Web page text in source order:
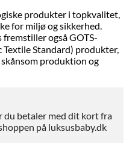
produkter i topkvalitet,
for miljø og sikkerhed.
fremstiller også GOTS-
Standard) produkter,
produktion og
du betaler med dit kort fra
på luksusbaby.dk